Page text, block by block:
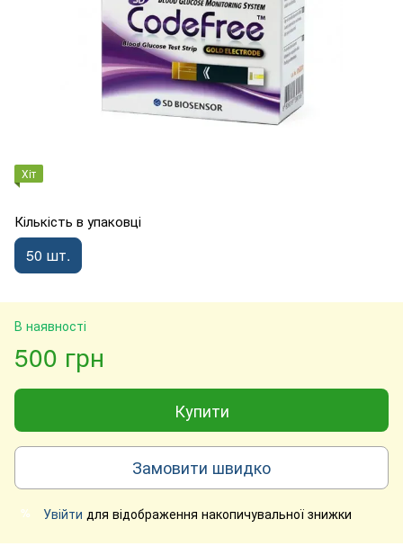
Хіт
Кількість в упаковці
50 шт.
В наявності
500 грн
Купити
Замовити швидко
% Увійти для відображення накопичувальної знижки